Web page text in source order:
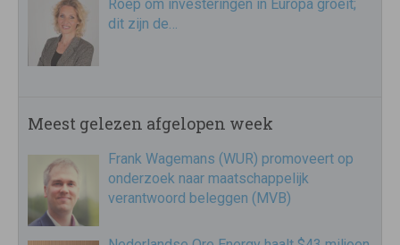
Roep om investeringen in Europa groeit;
dit zijn de…
Meest gelezen afgelopen week
Frank Wagemans (WUR) promoveert op
onderzoek naar maatschappelijk
verantwoord beleggen (MVB)